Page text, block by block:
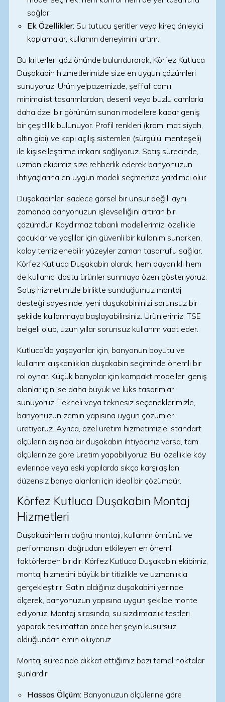
sağlar.
Ek Özellikler: Su tutucu şeritler veya kireç önleyici
kaplamalar, kullanım deneyimini artırır.
Bu kriterleri göz önünde bulundurarak, Körfez Kutluca
Duşakabin hizmetlerimizle size en uygun çözümleri
sunuyoruz. Ürün yelpazemizde, şeffaf camlı
minimalist tasarımlardan, desenli veya buzlu camlarla
daha özel bir görünüm sunan modellere kadar geniş
bir çeşitlilik bulunuyor. Profil renkleri (krom, mat siyah,
altın gibi) ve kapı açılış sistemleri (sürgülü, menteşeli)
ile kişiselleştirme imkanı sağlıyoruz. Satış sürecinde,
uzman ekibimiz size rehberlik ederek banyonuzun
ihtiyaçlarına en uygun modeli seçmenize yardımcı olur.
Duşakabinler, sadece görsel bir unsur değil, aynı
zamanda banyonuzun işlevselliğini artıran bir
çözümdür. Kaydırmaz tabanlı modellerimiz, özellikle
çocuklar ve yaşlılar için güvenli bir kullanım sunarken,
kolay temizlenebilir yüzeyler zaman tasarrufu sağlar.
Körfez Kutluca Duşakabin olarak, hem dayanıklı hem
de kullanıcı dostu ürünler sunmaya özen gösteriyoruz.
Satış hizmetimizle birlikte sunduğumuz montaj
desteği sayesinde, yeni duşakabininizi sorunsuz bir
şekilde kullanmaya başlayabilirsiniz. Ürünlerimiz, TSE
belgeli olup, uzun yıllar sorunsuz kullanım vaat eder.
Kutluca’da yaşayanlar için, banyonun boyutu ve
kullanım alışkanlıkları duşakabin seçiminde önemli bir
rol oynar. Küçük banyolar için kompakt modeller, geniş
alanlar için ise daha büyük ve lüks tasarımlar
sunuyoruz. Tekneli veya teknesiz seçeneklerimizle,
banyonuzun zemin yapısına uygun çözümler
üretiyoruz. Ayrıca, özel üretim hizmetimizle, standart
ölçülerin dışında bir duşakabin ihtiyacınız varsa, tam
ölçülerinize göre üretim yapabiliyoruz. Bu, özellikle köy
evlerinde veya eski yapılarda sıkça karşılaşılan
düzensiz banyo alanları için ideal bir çözümdür.
Körfez Kutluca Duşakabin Montaj
Hizmetleri
Duşakabinlerin doğru montajı, kullanım ömrünü ve
performansını doğrudan etkileyen en önemli
faktörlerden biridir. Körfez Kutluca Duşakabin ekibimiz,
montaj hizmetini büyük bir titizlikle ve uzmanlıkla
gerçekleştirir. Satın aldığınız duşakabini yerinde
ölçerek, banyonuzun yapısına uygun şekilde monte
ediyoruz. Montaj sırasında, su sızdırmazlık testleri
yaparak teslimattan önce her şeyin kusursuz
olduğundan emin oluyoruz.
Montaj sürecinde dikkat ettiğimiz bazı temel noktalar
şunlardır:
Hassas Ölçüm: Banyonuzun ölçülerine göre